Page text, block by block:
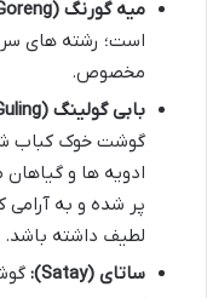
میه گورنگ (Mie Goreng):
است؛ رشته های
مخصوص.
بابی گولینگ (Babi Guling):
گوشت خوک کباب
ادویه ها و گیاهان
پر شده و به
لطیف داشته باشد.
ساتای (Satay):